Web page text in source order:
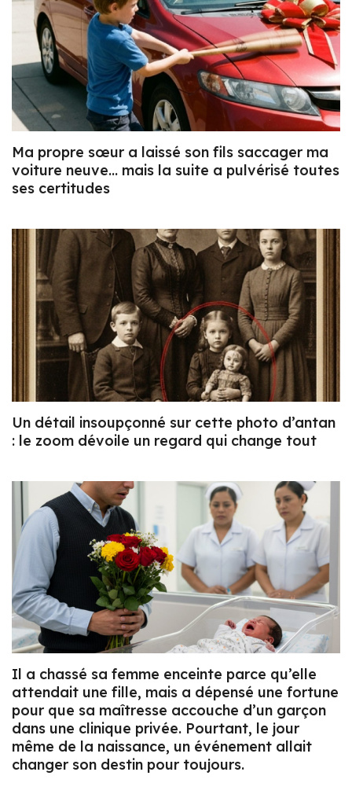
Ma propre sœur a laissé son fils saccager ma
voiture neuve… mais la suite a pulvérisé toutes
ses certitudes
Un détail insoupçonné sur cette photo d’antan
: le zoom dévoile un regard qui change tout
Il a chassé sa femme enceinte parce qu’elle
attendait une fille, mais a dépensé une fortune
pour que sa maîtresse accouche d’un garçon
dans une clinique privée. Pourtant, le jour
même de la naissance, un événement allait
changer son destin pour toujours.